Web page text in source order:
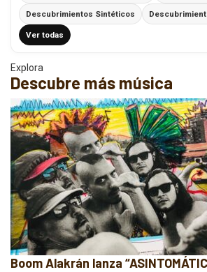
Descubrimientos Sintéticos
Ver todas
Explora
Descubre más música
Boom Alakrán lanza